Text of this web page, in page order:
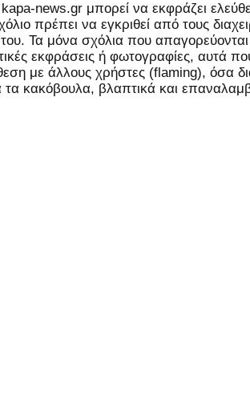
news.gr μπορεί να εκφράζει
πρέπει να εγκριθεί από τους
Τα μόνα σχόλια που απαγορεύονται
εκφράσεις ή φωτογραφίες, αυτά
με άλλους χρήστες (flaming), όσα
τα κακόβουλα, βλαπτικά και